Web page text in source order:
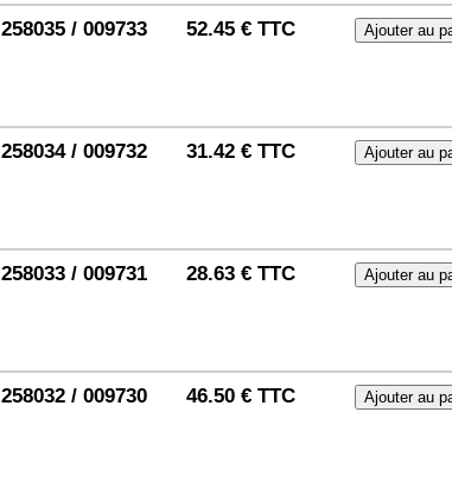
258035 / 009733 52.45 € TTC
258034 / 009732 31.42 € TTC
258033 / 009731 28.63 € TTC
258032 / 009730 46.50 € TTC